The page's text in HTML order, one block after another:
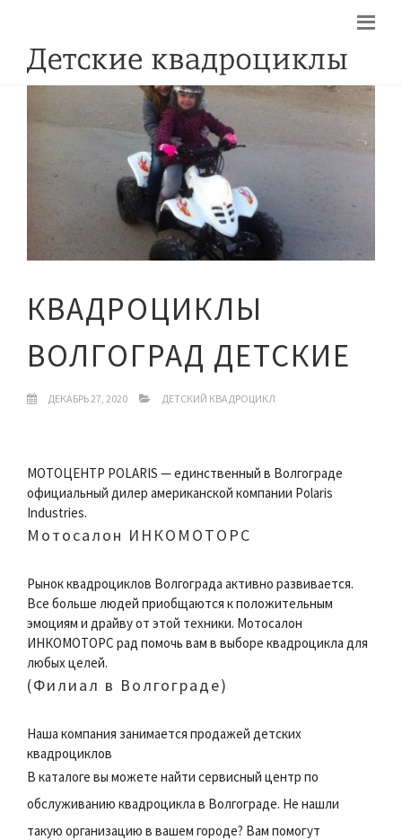
КВАДРОЦИКЛЫ
ВОЛГОГРАД ДЕТСКИЕ
ДЕКАБРЬ 27, 2020 ДЕТСКИЙ КВАДРОЦИКЛ
МОТОЦЕНТР POLARIS — единственный в Волгограде
официальный дилер американской компании Polaris
Industries.
Мотосалон ИНКОМОТОРС
Рынок квадроциклов Волгограда активно развивается.
Все больше людей приобщаются к положительным
эмоциям и драйву от этой техники. Мотосалон
ИНКОМОТОРС рад помочь вам в выборе квадроцикла для
любых целей.
(Филиал в Волгограде)
Наша компания занимается продажей детских
квадроциклов
В каталоге вы можете найти сервисный центр по
обслуживанию квадроцикла в Волгограде. Не нашли
такую организацию в вашем городе? Вам помогут